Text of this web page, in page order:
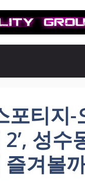
포티지-
성수
겨볼